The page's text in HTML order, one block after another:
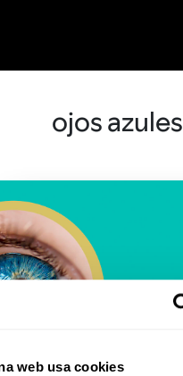
web usa cookies
ojos azules